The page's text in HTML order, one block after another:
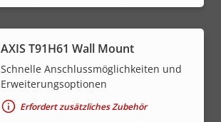
AXIS T91H61 Wall Mount
Schnelle Anschlussmöglichkeiten und
Erweiterungsoptionen
Erfordert zusätzliches Zubehör